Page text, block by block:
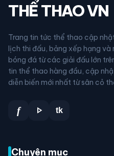
THỂ THAO VN
Trang tin tức thể thao cập
lịch thi đấu, bảng xếp hạng và
bóng đá từ các giải đấu lớn
tin thể thao hàng đầu, cập
diễn biến mới nhất từ sân cỏ
f play_arrow tk
Chuyên mục